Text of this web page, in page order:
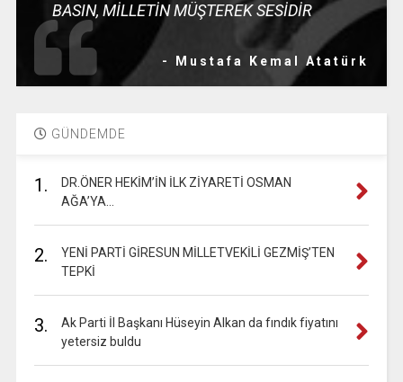
BASIN, MİLLETİN MÜŞTEREK SESİDİR
- Mustafa Kemal Atatürk
GÜNDEMDE
1.
DR.ÖNER HEKİM’İN İLK ZİYARETİ OSMAN
AĞA’YA…
2.
YENİ PARTİ GİRESUN MİLLETVEKİLİ GEZMİŞ’TEN
TEPKİ
3.
Ak Parti İl Başkanı Hüseyin Alkan da fındık fiyatını
yetersiz buldu